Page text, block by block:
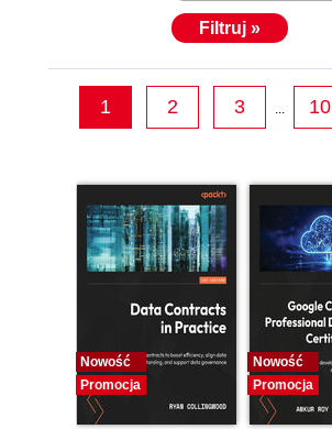
Filtruj »
1 2 3 ... 10
Nowość
Promocja
Nowość
Promocja